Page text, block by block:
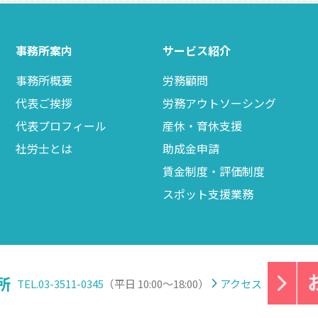
事務所案内
事務所概要
代表ご挨拶
代表プロフィール
社労士とは
サービス紹介
労務顧問
労務アウトソーシング
産休・育休支援
助成金申請
賃金制度・評価制度
スポット支援業務
TEL.03-3511-0345 （平日 10:00～18:00） アクセス